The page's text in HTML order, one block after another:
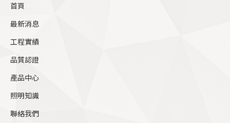
window
首頁
最新消息
工程實績
品質認證
產品中心
照明知識
聯絡我們